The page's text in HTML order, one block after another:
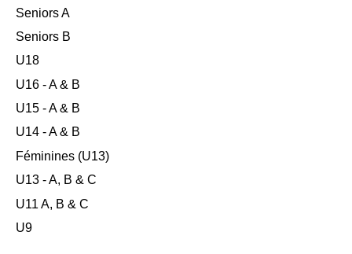
Seniors A
Seniors B
U18
U16 - A & B
U15 - A & B
U14 - A & B
Féminines (U13)
U13 - A, B & C
U11 A, B & C
U9